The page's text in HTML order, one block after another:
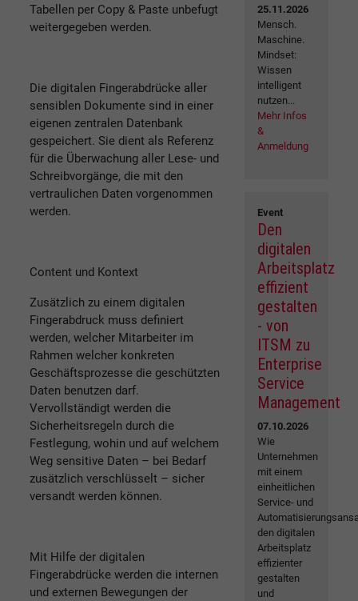
Tabellen per Copy & Paste unbefugt
weitergegeben werden.
Die digitalen Fingerabdrücke aller
sensiblen Dokumente sind in einer
eigenen zentralen Datenbank
gespeichert. Sie dient als Referenz
für die Überwachung aller Lese- und
Schreibvorgänge, die mit den
vertraulichen Daten vorgenommen
werden.
Content und Kontext
Zusätzlich zu einem digitalen
Fingerabdruck muss definiert
werden, welcher Mitarbeiter im
Rahmen welcher konkreten
Geschäftsprozesse die geschützten
Daten benutzen darf.
Vervollständigt werden die
Sicherheitsregeln durch die
Festlegung, wohin und auf welchem
Weg sensitive Daten – bei Bedarf
zusätzlich verschlüsselt – sicher
versandt werden können.
Mit Hilfe der digitalen
Fingerabdrücke werden die internen
und externen Bewegungen der
25.11.2026
Mensch.
Maschine.
Mindset:
Wissen
intelligent
nutzen...
Mehr Infos
&
Anmeldung
Event
Den
digitalen
Arbeitsplatz
effizient
gestalten
- von
ITSM zu
Enterprise
Service
Management
07.10.2026
Wie
Unternehmen
mit einem
einheitlichen
Service- und
den digitalen
Arbeitsplatz
effizienter
gestalten
und